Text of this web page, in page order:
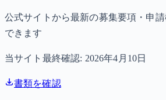
公式サイトから最新の募集要項・申
できます
当サイト最終確認: 2026年4月10日
書類を確認